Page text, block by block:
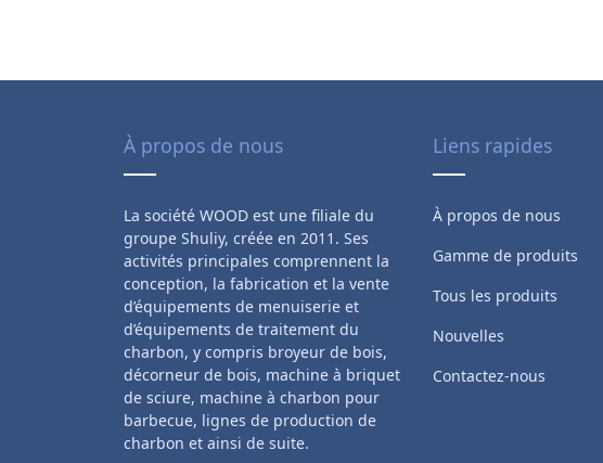
À propos de nous
La société WOOD est une filiale du
groupe Shuliy, créée en 2011. Ses
activités principales comprennent la
conception, la fabrication et la vente
d’équipements de menuiserie et
d’équipements de traitement du
charbon, y compris broyeur de bois,
décorneur de bois, machine à briquet
de sciure, machine à charbon pour
barbecue, lignes de production de
charbon et ainsi de suite.
Liens rapides
À propos de nous
Gamme de produits
Tous les produits
Nouvelles
Contactez-nous